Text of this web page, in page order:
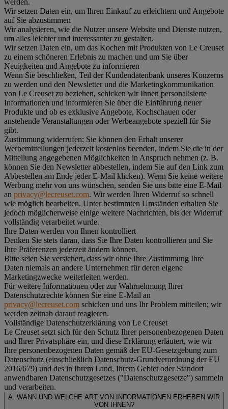
Wir setzen Daten ein, um Ihren Einkauf zu erleichtern und Angebote
auf Sie abzustimmen
Wir analysieren, wie die Nutzer unsere Website und Dienste nutzen,
um alles leichter und interessanter zu gestalten.
Wir setzen Daten ein, um das Kochen mit Produkten von Le Creuset
zu einem schöneren Erlebnis zu machen und um Sie über
Neuigkeiten und Angebote zu informieren
Wenn Sie beschließen, Teil der Kundendatenbank unseres Konzerns
zu werden und den Newsletter und die Marketingkommunikation
von Le Creuset zu beziehen, schicken wir Ihnen personalisierte
Informationen und informieren Sie über die Einführung neuer
Produkte und ob es exklusive Angebote, Kochschauen oder
anstehende Veranstaltungen oder Werbeangebote speziell für Sie
gibt.
Zustimmung widerrufen: Sie können den Erhalt unserer
Werbemitteilungen jederzeit kostenlos beenden, indem Sie die in der
Mitteilung angegebenen Möglichkeiten in Anspruch nehmen (z. B.
können Sie den Newsletter abbestellen, indem Sie auf den Link zum
Abbestellen am Ende jeder E-Mail klicken). Wenn Sie keine weitere
Werbung mehr von uns wünschen, senden Sie uns bitte eine E-Mail
an privacy@lecreuset.com. Wir werden Ihren Widerruf so schnell
wie möglich bearbeiten. Unter bestimmten Umständen erhalten Sie
jedoch möglicherweise einige weitere Nachrichten, bis der Widerruf
vollständig verarbeitet wurde.
Ihre Daten werden von Ihnen kontrolliert
Denken Sie stets daran, dass Sie Ihre Daten kontrollieren und Sie
Ihre Präferenzen jederzeit ändern können.
Bitte seien Sie versichert, dass wir ohne Ihre Zustimmung Ihre
Daten niemals an andere Unternehmen für deren eigene
Marketingzwecke weiterleiten werden.
Für weitere Informationen oder zur Wahrnehmung Ihrer
Datenschutzrechte können Sie eine E-Mail an
privacy@lecreuset.com schicken und uns Ihr Problem mitteilen; wir
werden zeitnah darauf reagieren.
Vollständige Datenschutzerklärung von Le Creuset
Le Creuset setzt sich für den Schutz Ihrer personenbezogenen Daten
und Ihrer Privatsphäre ein, und diese Erklärung erläutert, wie wir
Ihre personenbezogenen Daten gemäß der EU-Gesetzgebung zum
Datenschutz (einschließlich Datenschutz-Grundverordnung der EU
2016/679) und des in Ihrem Land, Ihrem Gebiet oder Standort
anwendbaren Datenschutzgesetzes ("Datenschutzgesetze") sammeln
und verarbeiten.
A. WANN UND WELCHE ART VON INFORMATIONEN ERHEBEN WIR
VON IHNEN?